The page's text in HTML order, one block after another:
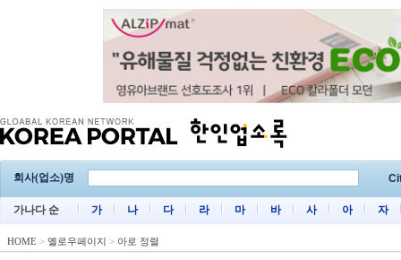
회사(업소)명
가나다 순 가 나 다 라 마 바 사 아 자
HOME > 옐로우페이지 > 아로 정렬